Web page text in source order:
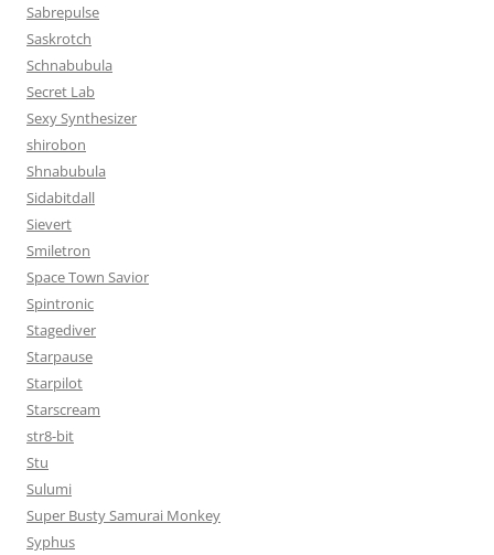
Sabrepulse
Saskrotch
Schnabubula
Secret Lab
Sexy Synthesizer
shirobon
Shnabubula
Sidabitdall
Sievert
Smiletron
Space Town Savior
Spintronic
Stagediver
Starpause
Starpilot
Starscream
str8-bit
Stu
Sulumi
Super Busty Samurai Monkey
Syphus